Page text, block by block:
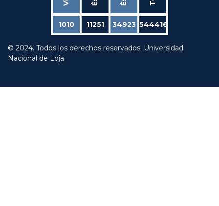
1010 11251 34923 544416
© 2024. Todos los derechos reservados. Universidad
Nacional de Loja